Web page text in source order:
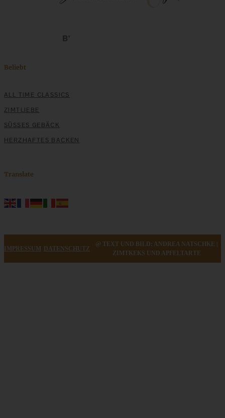
Beliebt
ALL TIME CLASSICS
ZIMTLIEBE
SÜSSES GEBÄCK
HERZHAFTES BACKEN
Translate
IMPRESSUM DATENSCHUTZ
@ TEXT UND BILD: ANDREA NATSCHKE |
ZIMTKEKS UND APFELTARTE